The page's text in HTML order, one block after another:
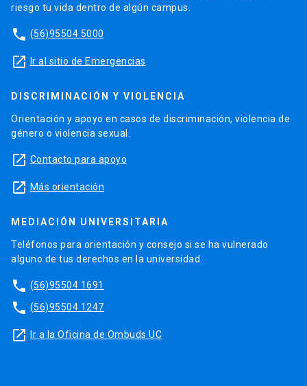
riesgo tu vida dentro de algún campus.
phone (56)95504 5000
launch Ir al sitio de Emergencias
DISCRIMINACIÓN Y VIOLENCIA
Orientación y apoyo en casos de discriminación, violencia de
género o violencia sexual.
launch Contacto para apoyo
launch Más orientación
MEDIACIÓN UNIVERSITARIA
Teléfonos para orientación y consejo si se ha vulnerado
alguno de tus derechos en la universidad.
phone (56)95504 1691
phone (56)95504 1247
launch Ir a la Oficina de Ombuds UC